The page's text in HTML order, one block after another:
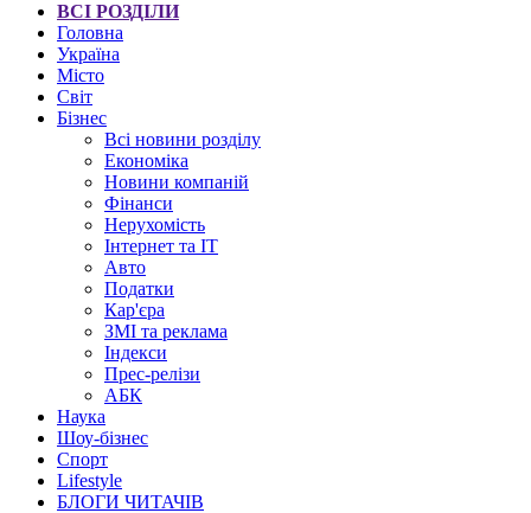
ВСІ РОЗДІЛИ
Головна
Україна
Місто
Світ
Бізнес
Всі новини розділу
Економіка
Новини компаній
Фінанси
Нерухомість
Інтернет та IT
Авто
Податки
Кар'єра
ЗМІ та реклама
Індекси
Прес-релізи
АБК
Наука
Шоу-бізнес
Спорт
Lifestyle
БЛОГИ ЧИТАЧІВ